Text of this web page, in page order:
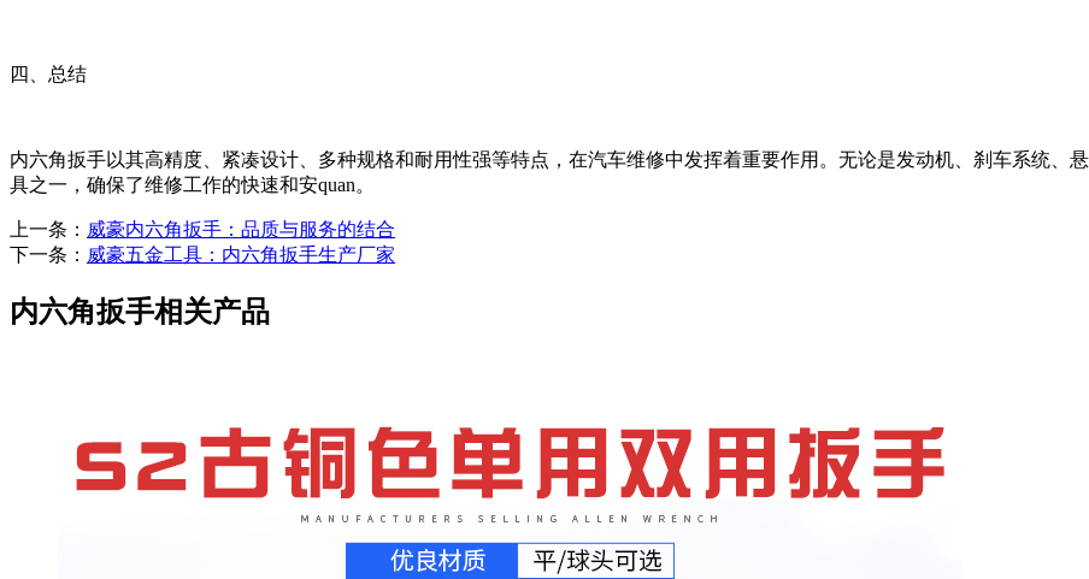
四、总结
内六角扳手以其高精度、紧凑设计、多种规格和耐用性强等特点，在汽车维修中发挥着重要作用。无论是发动机、刹车系统、
具之一，确保了维修工作的快速和安quan。
上一条： 威豪内六角扳手：品质与服务的结合
下一条： 威豪五金工具：内六角扳手生产厂家
内六角扳手相关产品